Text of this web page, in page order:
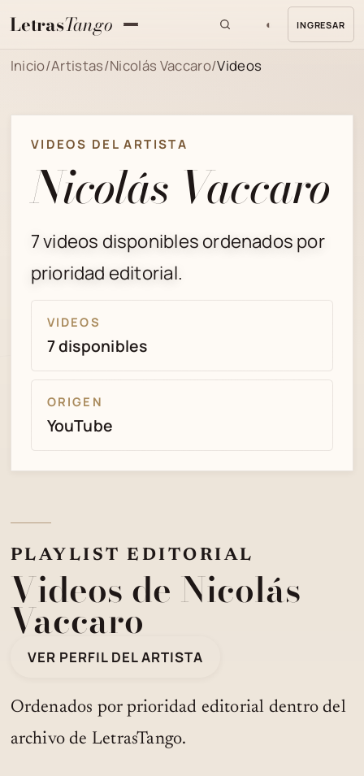
LetrasTango ◐ INGRESAR
Inicio/Artistas/Nicolás Vaccaro/Videos
VIDEOS DEL ARTISTA
Nicolás Vaccaro
7 videos disponibles ordenados por
prioridad editorial.
VIDEOS
7 disponibles
ORIGEN
YouTube
PLAYLIST EDITORIAL
Videos de Nicolás
Vaccaro
VER PERFIL DEL ARTISTA
Ordenados por prioridad editorial dentro del
archivo de LetrasTango.